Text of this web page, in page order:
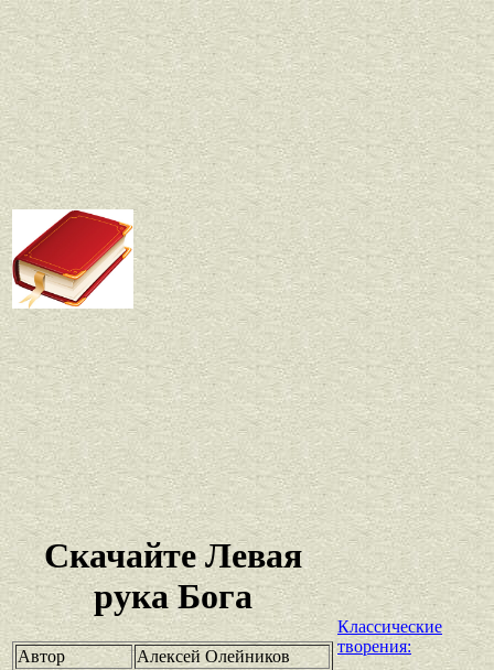
Скачайте Левая
рука Бога
Автор
Алексей Олейников
Классические
творения: